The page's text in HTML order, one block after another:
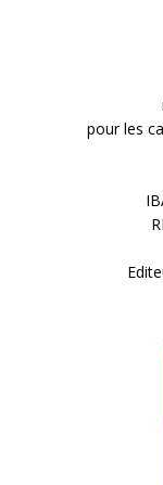
pour les